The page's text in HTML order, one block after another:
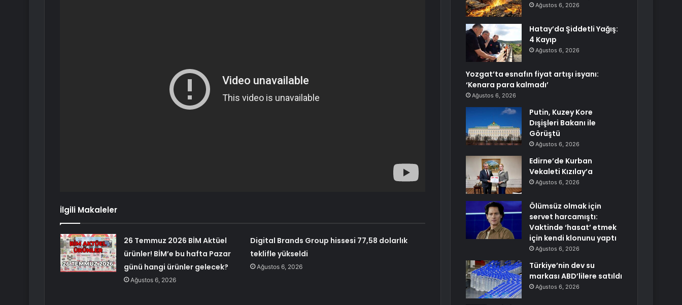
İlgili Makaleler
26 Temmuz 2026 BİM Aktüel
ürünler! BİM’e bu hafta Pazar
günü hangi ürünler gelecek?
Ağustos 6, 2026
Digital Brands Group hissesi 77,58 dolarlık
teklifle yükseldi
Ağustos 6, 2026
Ağustos 6, 2026
Hatay’da Şiddetli Yağış:
4 Kayıp
Ağustos 6, 2026
Yozgat’ta esnafın fiyat artışı isyanı:
‘Kenara para kalmadı’
Ağustos 6, 2026
Putin, Kuzey Kore
Dışişleri Bakanı ile
Görüştü
Ağustos 6, 2026
Edirne’de Kurban
Vekaleti Kızılay’a
Ağustos 6, 2026
Ölümsüz olmak için
servet harcamıştı:
Vaktinde ‘hasat’ etmek
için kendi klonunu yaptı
Ağustos 6, 2026
Türkiye’nin dev su
markası ABD’lilere satıldı
Ağustos 6, 2026